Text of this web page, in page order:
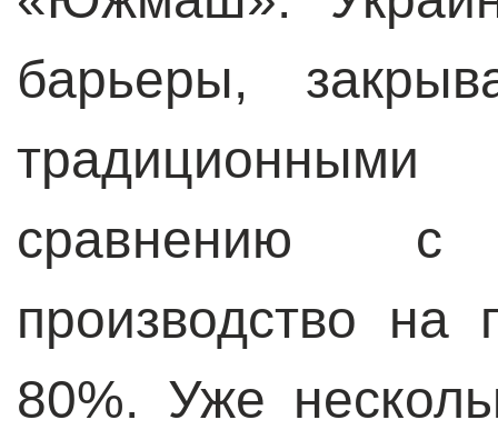
барьеры,
сравнению
производство на
80%. Уже